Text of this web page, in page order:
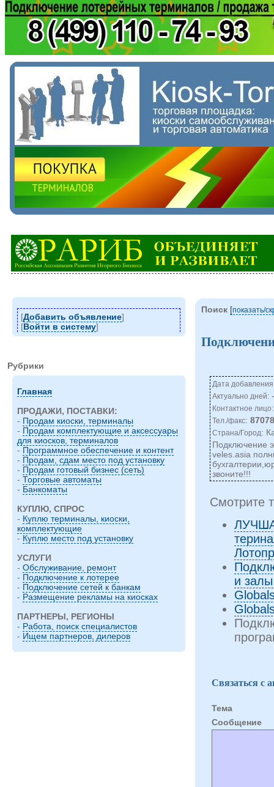
[Добавить объявление]
[Войти в систему]
Рубрики
Главная
ПРОДАЖИ, ПОСТАВКИ:
- Продам киоски, терминалы
- Продам комплектующие и аксессуары
для киосков, терминалов
- Программное обеспечение и контент
- Продам, сдам место под установку
- Продам готовый бизнес (сеть)
- Торговые автоматы
- Банкоматы
КУПЛЮ, СПРОС
- Куплю терминалы, киоски,
комплектующие
- Куплю место под установку
УСЛУГИ
- Обслуживание, ремонт
- Подключение к лотерее
- Подключение сетей к банкам
- Размещение рекламы на киосках
ПАРТНЕРЫ, РЕГИОНЫ
- Работа, поиск специалистов
- Ищем партнеров, дилеров
Поиск [показать/
Дата
Актуально дней:-
Контактное лицо
Тел./факс:
Страна/Город:
Подключение
veles.asia
звоните!!!
Смотрите
и
Связаться с
Тема
Cообщение